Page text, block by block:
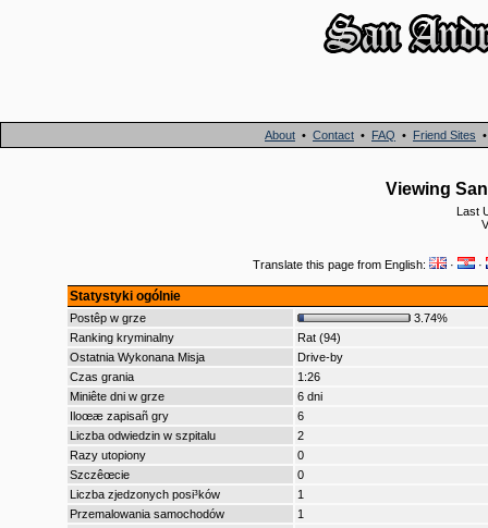
About • Contact • FAQ • Friend Sites
Viewing
Last
Translate this page from English: · ·
Statystyki ogólnie
Postêp w grze
3.74%
Ranking kryminalny
Rat (94)
Ostatnia Wykonana Misja
Drive-by
Czas grania
1:26
Miniête dni w grze
6 dni
Iloœæ zapisañ gry
6
Liczba odwiedzin w szpitalu
2
Razy utopiony
0
Szczêœcie
0
Liczba zjedzonych posi³ków
1
Przemalowania samochodów
1